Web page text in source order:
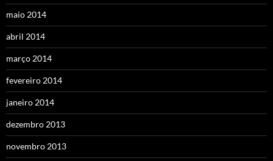
maio 2014
abril 2014
março 2014
fevereiro 2014
janeiro 2014
dezembro 2013
novembro 2013